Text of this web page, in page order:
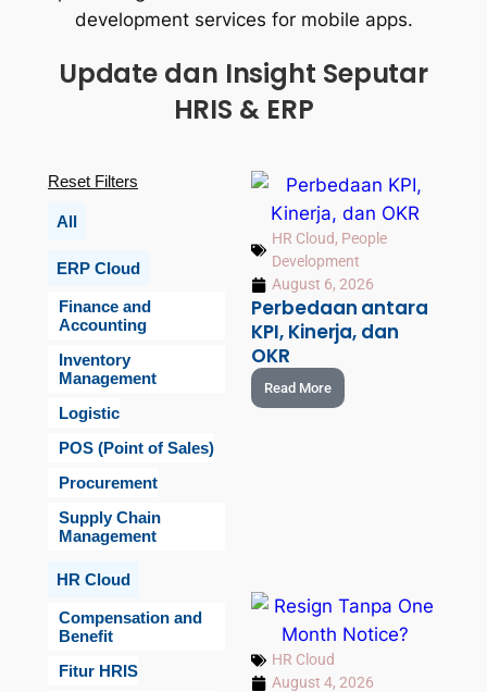
Update dan Insight Seputar
HRIS & ERP
All
ERP Cloud
Finance and
Accounting
Inventory
Management
Logistic
POS (Point of Sales)
Procurement
Supply Chain
Management
HR Cloud
Compensation and
Benefit
Fitur HRIS
Reset Filters
HR Cloud, People
Development
August 6, 2026
Perbedaan antara
KPI, Kinerja, dan
OKR
Read More
HR Cloud
August 4, 2026